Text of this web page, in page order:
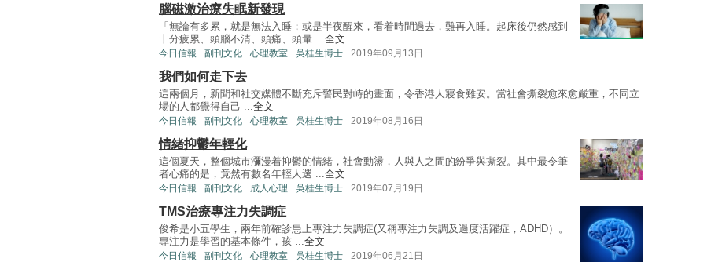
腦磁激治療失眠新發現
「無論有多累，就是無法入睡；或是半夜醒來，看着時間過去，難再入睡。起床後仍然感到
十分疲累、頭腦不清、頭痛、頭暈 ...全文
今日信報 副刊文化 心理教室 吳桂生博士 2019年09月13日
我們如何走下去
這兩個月，新聞和社交媒體不斷充斥警民對峙的畫面，令香港人寢食難安。當社會撕裂愈來愈嚴重，不同立
場的人都覺得自己 ...全文
今日信報 副刊文化 心理教室 吳桂生博士 2019年08月16日
情緒抑鬱年輕化
這個夏天，整個城市瀰漫着抑鬱的情緒，社會動盪，人與人之間的紛爭與撕裂。其中最令筆
者心痛的是，竟然有數名年輕人選 ...全文
今日信報 副刊文化 成人心理 吳桂生博士 2019年07月19日
TMS治療專注力失調症
俊希是小五學生，兩年前確診患上專注力失調症(又稱專注力失調及過度活躍症，ADHD）。
專注力是學習的基本條件，孩 ...全文
今日信報 副刊文化 心理教室 吳桂生博士 2019年06月21日